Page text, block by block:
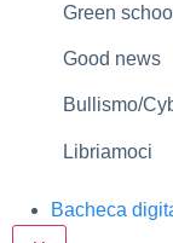
Green school
Good news
Bullismo/
Libriamoci
Bacheca